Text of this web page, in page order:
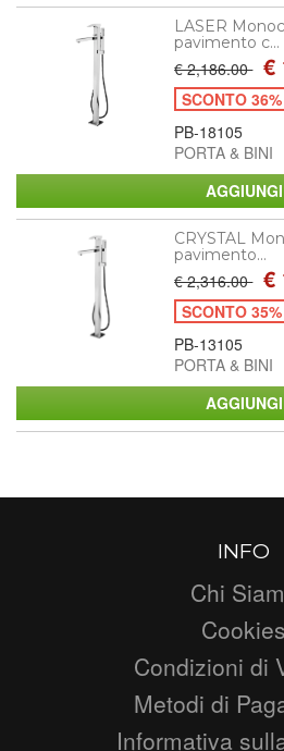
LASER
pavimento c...
€ 2,186.00 €
SCONTO 36%
PB-18105
PORTA & BINI
CRYSTAL
pavimento...
€ 2,316.00 €
SCONTO 35%
PB-13105
PORTA & BINI
INFO
Chi
Cookies
Condizioni di
Metodi di
Informativa